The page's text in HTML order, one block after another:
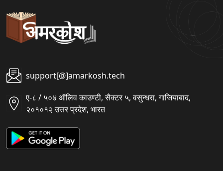
support[@]amarkosh.tech
ए-८ / ५०४ ऑलिव काउण्टी, सैक्टर ५, वसुन्धरा, गाजियाबाद,
२०१०१२ उत्तर प्रदेश, भारत